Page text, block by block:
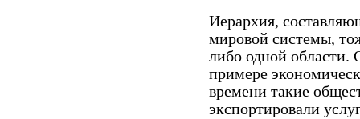
Иерархия,
мировой системы,
либо одной области.
примере
времени такие
экспортировали